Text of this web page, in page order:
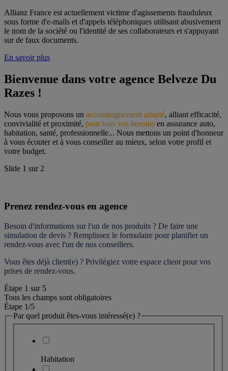
Allianz France est actuellement victime d'agissements frauduleux
sous forme d'e-mails et d'appels téléphoniques utilisant abusivement
le nom de la société ou l'identité de ses collaborateurs et s'appuyant
sur de faux documents.
En savoir plus
Bienvenue dans votre agence Belveze Du
Razes !
Nous vous proposons un accompagnement adapté, alliant efficacité,
convivialité et proximité, pour tous vos besoins en assurance auto,
habitation, santé, professionnelle... Nous mettons un point d'honneur
à vous écouter et à vous conseiller au mieux, selon votre profil et
votre budget.
Slide 1 sur 2
Prenez rendez-vous en agence
Besoin d'informations sur l'un de nos produits ? De faire une
simulation de devis ? Remplissez le formulaire pour planifier un
rendez-vous avec l'un de nos conseillers.
Vous êtes déjà client(e) ? Privilégiez votre espace client pour vos
prises de rendez-vous.
Étape 1 sur 5
Tous les champs sont obligatoires
Étape 1/5
Par quel produit êtes-vous intéressé(e) ?
Habitation